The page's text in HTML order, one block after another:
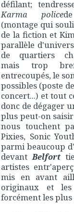
défilant;
Karma police
(montage qui
de la fiction et
parallèle
de quartiers
mais trop
entrecoupés, le
possibles (poste
concert...) et tout
donc de dégager
plus peut-on
nous touchent
Pixies, Sonic
parmi beaucoup
devantBelfort
artistes
mis en avant
originaux et
forcément les